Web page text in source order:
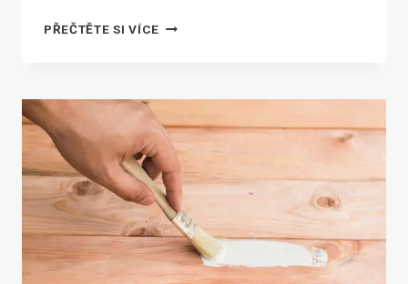
PŘEČTĚTE SI VÍCEJEŽATKA
JAK
SE
JÍ
ZBAVIT
Z
TRÁVNÍKU
A
ZELENINY?